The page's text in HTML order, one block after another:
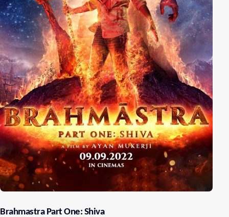
Brahmastra Part One: Shiva